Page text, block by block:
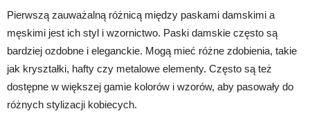
Pierwszą zauważalną różnicą między paskami damskimi a
męskimi jest ich styl i wzornictwo. Paski damskie często są
bardziej ozdobne i eleganckie. Mogą mieć różne zdobienia, takie
jak kryształki, hafty czy metalowe elementy. Często są też
dostępne w większej gamie kolorów i wzorów, aby pasowały do
różnych stylizacji kobiecych.